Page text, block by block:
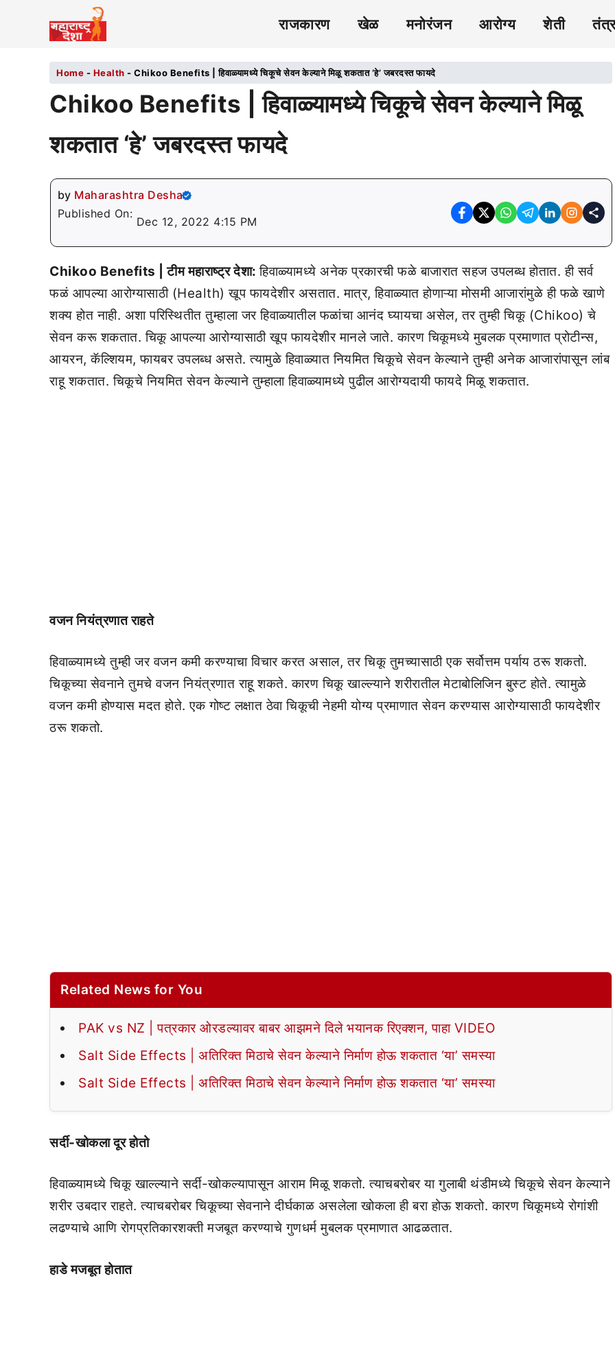
राजकारण खेळ मनोरंजन आरोग्य शेती
Home - Health - Chikoo Benefits | हिवाळ्यामध्ये चिकूचे सेवन केल्याने मिळू शकतात ‘हे’ जबरदस्त फायदे
Chikoo Benefits | हिवाळ्यामध्ये चिकूचे सेवन केल्याने मिळू
शकतात ‘हे’ जबरदस्त फायदे
by Maharashtra Desha
Published On:
Dec 12, 2022 4:15 PM
Chikoo Benefits | टीम महाराष्ट्र देशा:हिवाळ्यामध्ये अनेक प्रकारची फळे बाजारात सहज उपलब्ध होतात. ही सर्व
फळं आपल्या आरोग्यासाठी (Health) खूप फायदेशीर असतात. मात्र, हिवाळ्यात होणाऱ्या मोसमी आजारांमुळे ही फळे खाणे
शक्य होत नाही. अशा परिस्थितीत तुम्हाला जर हिवाळ्यातील फळांचा आनंद घ्यायचा असेल, तर तुम्ही चिकू (Chikoo) चे
सेवन करू शकतात. चिकू आपल्या आरोग्यासाठी खूप फायदेशीर मानले जाते. कारण चिकूमध्ये मुबलक प्रमाणात प्रोटीन्स,
आयरन, कॅल्शियम, फायबर उपलब्ध असते. त्यामुळे हिवाळ्यात नियमित चिकूचे सेवन केल्याने तुम्ही अनेक आजारांपासून लांब
राहू शकतात. चिकूचे नियमित सेवन केल्याने तुम्हाला हिवाळ्यामध्ये पुढील आरोग्यदायी फायदे मिळू शकतात.
वजन नियंत्रणात राहते
हिवाळ्यामध्ये तुम्ही जर वजन कमी करण्याचा विचार करत असाल, तर चिकू तुमच्यासाठी एक सर्वोत्तम पर्याय ठरू शकतो.
चिकूच्या सेवनाने तुमचे वजन नियंत्रणात राहू शकते. कारण चिकू खाल्ल्याने शरीरातील मेटाबोलिजिन बुस्ट होते. त्यामुळे
वजन कमी होण्यास मदत होते. एक गोष्ट लक्षात ठेवा चिकूची नेहमी योग्य प्रमाणात सेवन करण्यास आरोग्यासाठी फायदेशीर
ठरू शकतो.
Related News for You
PAK vs NZ | पत्रकार ओरडल्यावर बाबर आझमने दिले भयानक रिएक्शन, पाहा VIDEO
Salt Side Effects | अतिरिक्त मिठाचे सेवन केल्याने निर्माण होऊ शकतात ‘या’ समस्या
Salt Side Effects | अतिरिक्त मिठाचे सेवन केल्याने निर्माण होऊ शकतात ‘या’ समस्या
सर्दी-खोकला दूर होतो
हिवाळ्यामध्ये चिकू खाल्ल्याने सर्दी-खोकल्यापासून आराम मिळू शकतो. त्याचबरोबर या गुलाबी थंडीमध्ये चिकूचे सेवन केल्याने
शरीर उबदार राहते. त्याचबरोबर चिकूच्या सेवनाने दीर्घकाळ असलेला खोकला ही बरा होऊ शकतो. कारण चिकूमध्ये रोगांशी
लढण्याचे आणि रोगप्रतिकारशक्ती मजबूत करण्याचे गुणधर्म मुबलक प्रमाणात आढळतात.
हाडे मजबूत होतात